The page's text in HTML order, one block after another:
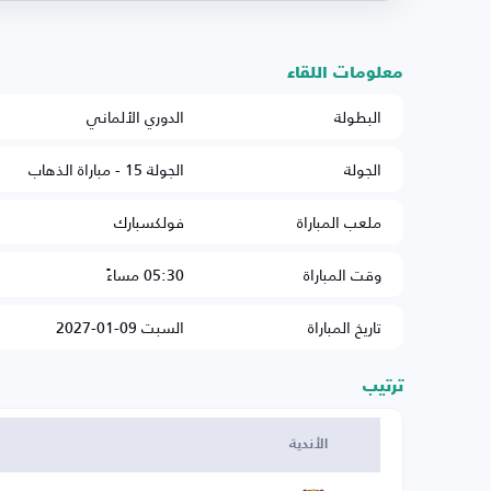
معلومات اللقاء
البطولة
الدوري الألماني
الجولة
الجولة 15 - مباراة الذهاب
ملعب المباراة
فولكسبارك
وقت المباراة
05:30 مساءً
تاريخ المباراة
السبت 09-01-2027
ترتيب
الأندية